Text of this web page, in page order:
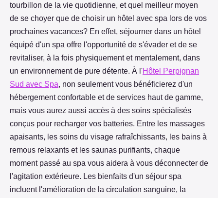
tourbillon de la vie quotidienne, et quel meilleur moyen
de se choyer que de choisir un hôtel avec spa lors de vos
prochaines vacances? En effet, séjourner dans un hôtel
équipé d'un spa offre l'opportunité de s'évader et de se
revitaliser, à la fois physiquement et mentalement, dans
un environnement de pure détente. À l'Hôtel Perpignan
Sud avec Spa, non seulement vous bénéficierez d'un
hébergement confortable et de services haut de gamme,
mais vous aurez aussi accès à des soins spécialisés
conçus pour recharger vos batteries. Entre les massages
apaisants, les soins du visage rafraîchissants, les bains à
remous relaxants et les saunas purifiants, chaque
moment passé au spa vous aidera à vous déconnecter de
l'agitation extérieure. Les bienfaits d'un séjour spa
incluent l'amélioration de la circulation sanguine, la